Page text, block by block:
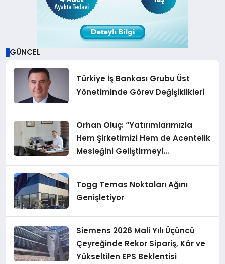
GÜNCEL
Türkiye İş Bankası Grubu Üst
Yönetiminde Görev Değişiklikleri
Orhan Oluç: “Yatırımlarımızla
Hem Şirketimizi Hem de Acentelik
Mesleğini Geliştirmeyi
Hedefliyoruz”
Togg Temas Noktaları Ağını
Genişletiyor
Siemens 2026 Mali Yılı Üçüncü
Çeyreğinde Rekor Sipariş, Kâr ve
Yükseltilen EPS Beklentisi